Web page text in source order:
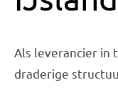
Als leverancier in
draderige